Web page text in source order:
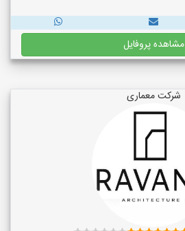
مشاهده پروفایل
شرکت معماری